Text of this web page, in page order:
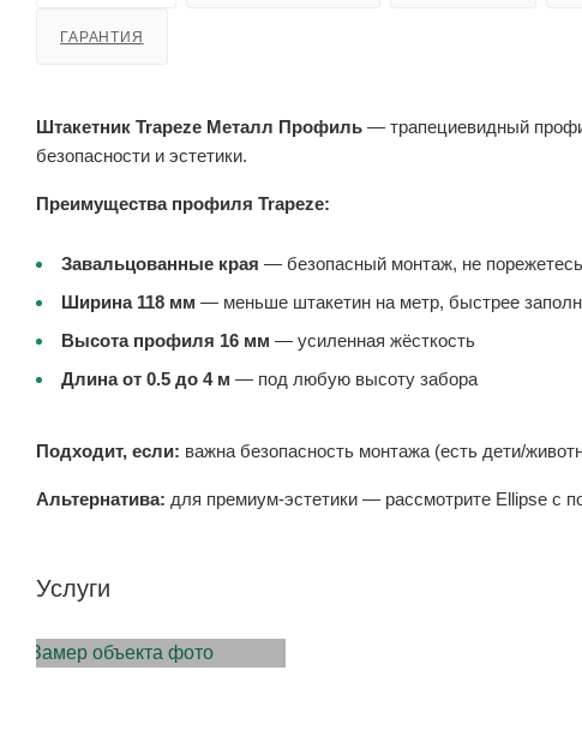
ГАРАНТИЯ
Штакетник Trapeze Металл Профиль — трапециевидный
безопасности и эстетики.
Преимущества профиля Trapeze:
Завальцованные края — безопасный монтаж, не
Ширина 118 мм — меньше штакетин на метр, быстрее
Высота профиля 16 мм — усиленная жёсткость
Длина от 0.5 до 4 м — под любую высоту забора
Подходит, если: важна безопасность монтажа (есть дети/
Альтернатива: для премиум-эстетики — рассмотрите Ellipse с
Услуги
ЗАМЕР ОБЪЕКТА